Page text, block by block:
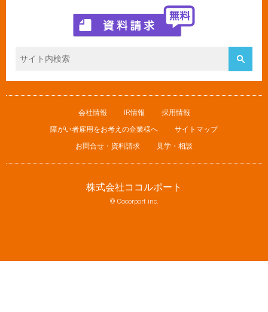
会社情報 IR情報
採用情報
障がい者雇用をお考えの企業様へ
サイトマップ
お問合せ・資料請求
見学・相談
株式会社ココルポート
© Cocorport inc.